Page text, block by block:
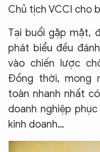
Chủ tịch VCCI cho
Tại buổi gặp mặt,
phát biểu đều
vào chiến lược
Đồng thời, mong
toàn nhanh nhất
doanh nghiệp
kinh doanh…